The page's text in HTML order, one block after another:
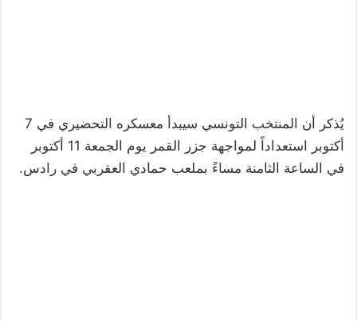
يُذكر أن المنتخب التونسي سيبدأ معسكره التحضيري في 7
أكتوبر استعداداً لمواجهة جزر القمر يوم الجمعة 11 أكتوبر
في الساعة الثامنة مساءً بملعب حمادي العقربي في رادس.